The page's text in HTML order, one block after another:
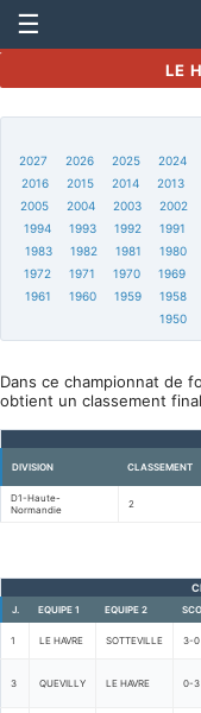
☰
LE
2027
2026 2025 2024
2016
2015 2014 2013
2005
2004 2003 2002
1994
1993 1992 1991
1983
1982 1981 1980
1972
1971 1970 1969
1961
1960 1959 1958
1950
Dans ce championnat de
obtient un classement
DIVISION CLASSEMENT
D1-Haute-
Normandie
2
J. EQUIPE 1 EQUIPE 2
1 LE HAVRE SOTTEVILLE 3-0
3 QUEVILLY LE HAVRE 0-3